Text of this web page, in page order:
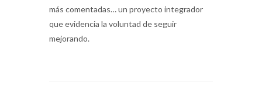
más comentadas… un proyecto integrador
que evidencia la voluntad de seguir
mejorando.